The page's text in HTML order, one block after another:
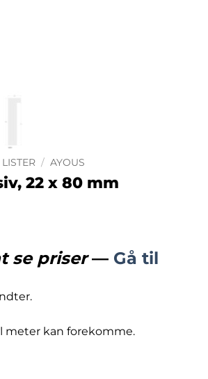
/ AYOUS
22 x 80 mm
se priser— Gå til
meter kan forekomme.